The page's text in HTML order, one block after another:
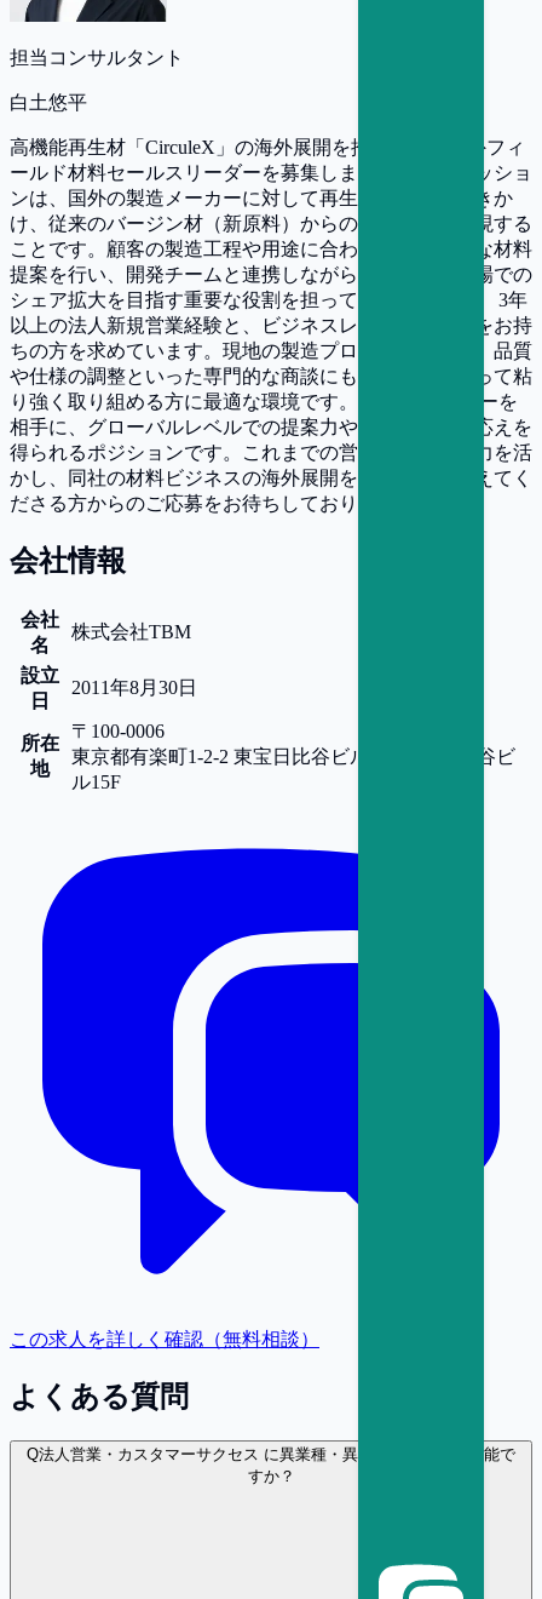
担当コンサルタント
白土悠平
高機能再生材「CirculeX」の海外展開を推進する、海外フィ
ールド材料セールスリーダーを募集します。今回のミッショ
ンは、国外の製造メーカーに対して再生材の導入を働きか
け、従来のバージン材（新原料）からの置き換えを実現する
ことです。顧客の製造工程や用途に合わせたきめ細かな材料
提案を行い、開発チームと連携しながらグローバル市場での
シェア拡大を目指す重要な役割を担っていただきます。 3年
以上の法人新規営業経験と、ビジネスレベルの英語力をお持
ちの方を求めています。現地の製造プロセスを理解し、品質
や仕様の調整といった専門的な商談にも、主体性を持って粘
り強く取り組める方に最適な環境です。 海外のメーカーを
相手に、グローバルレベルでの提案力や市場開拓の手応えを
得られるポジションです。これまでの営業経験と語学力を活
かし、同社の材料ビジネスの海外展開を実務面から支えてく
ださる方からのご応募をお待ちしております。
会社情報
会社
名
株式会社TBM
設立
日
2011年8月30日
所在
地
〒100-0006
東京都有楽町1-2-2 東宝日比谷ビル15F
東宝日比谷ビ
ル15F
この求人を詳しく確認（無料相談）
よくある質問
Q法人営業・カスタマーサクセス に異業種・異職種から転職は可能で
すか？